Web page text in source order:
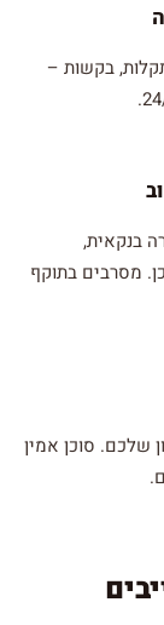
בקשות –
בנקאית,
מסרבים בתוקף
שלכם. סוכן אמין
חייבים